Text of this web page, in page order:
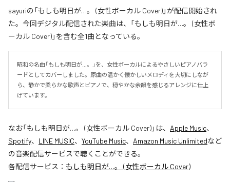
sayuriの「もしも明日が…。 (女性ボーカル Cover)」が配信開始され
た。今回デジタル配信された楽曲は、「もしも明日が…。 (女性ボ
ーカル Cover)」を含む全1曲となっている。
昭和の名曲「もしも明日が…。」を、女性ボーカルによるやさしいピアノバラ
ードとしてカバーしました。原曲の温かく懐かしいメロディを大切にしなが
ら、静かで柔らかな歌声とピアノで、穏やかな余韻を感じるアレンジに仕上
げています。
なお「もしも明日が…。 (女性ボーカル Cover)」は、 Apple Music、
Spotify、 LINE MUSIC、 YouTube Music、 Amazon Music Unlimitedなど
の音楽配信サービスで聴くことができる。
各配信サービス： もしも明日が…。 (女性ボーカル Cover)